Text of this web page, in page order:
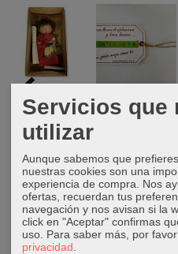
Muñeca
Tilina Frida
28,80 €
Pulsera de
tela trébol.
Servicios que
utilizar
Aunque sabemos que
nuestras cookies son una
experiencia de compra. Nos
ofertas, recuerdan tus
navegación y nos avisan si la
click en "Aceptar" confirmas
uso. Para saber más, por
privacidad